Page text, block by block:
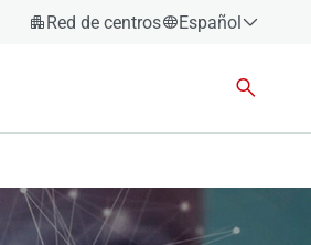
Red de centros
Español
Valencià